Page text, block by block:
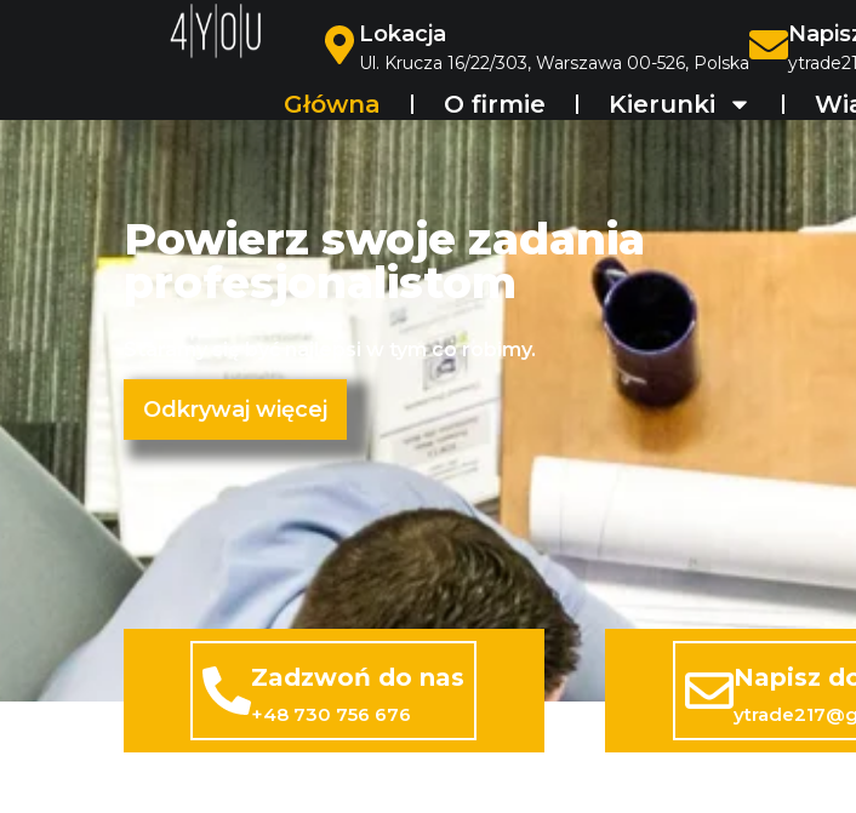
Lokacja
Ul. Krucza 16/22/303, Warszawa 00-526, Polska
Główna O firmie Kierunki
Powierz swoje zadania
profesjonalistom
Staramy się być najlepsi w tym co robimy.
Odkrywaj więcej
Zadzwoń do nas
+48 730 756 676
Napisz